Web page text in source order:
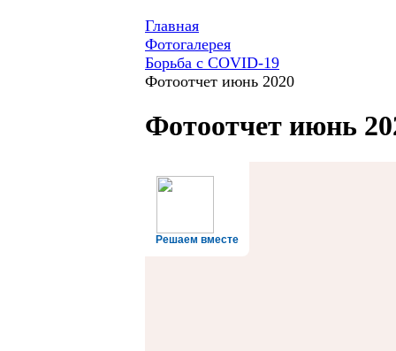
Главная
Фотогалерея
Борьба с COVID-19
Фотоотчет июнь 2020
Фотоотчет июнь
Решаем вместе